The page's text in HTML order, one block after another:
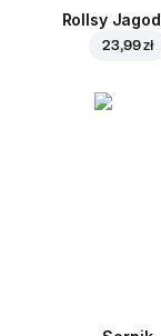
Rollsy
23,99 zł